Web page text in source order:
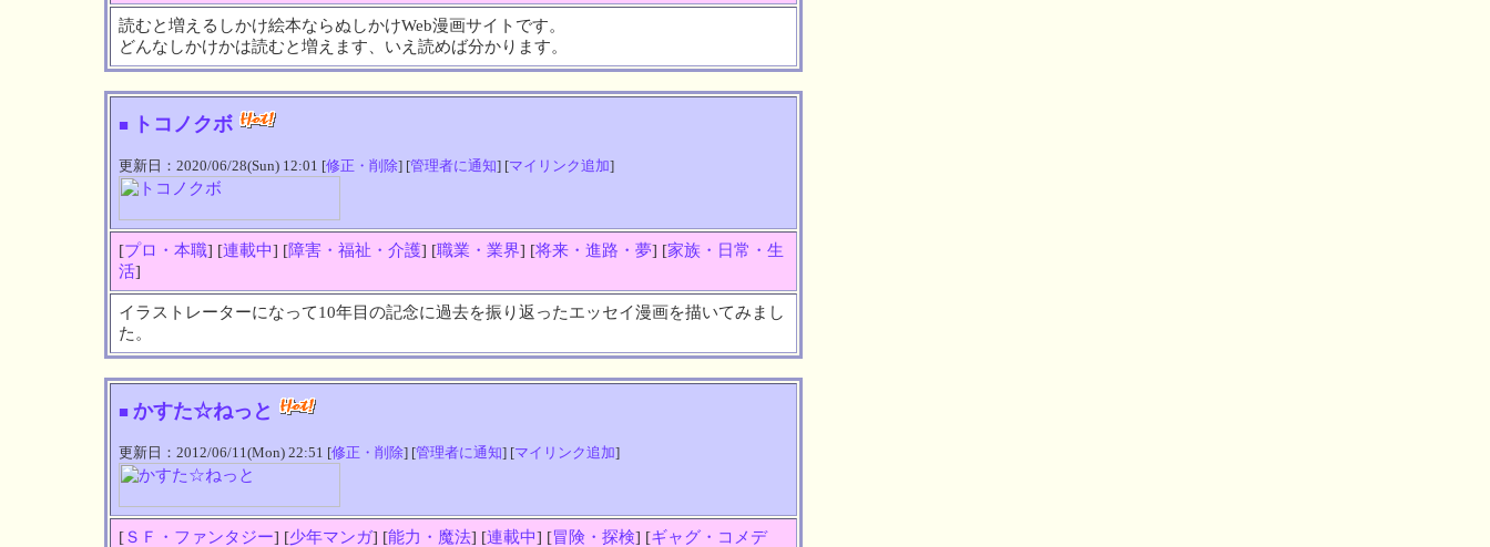
読むと増えるしかけ絵本ならぬしかけWeb漫画サイトです。
どんなしかけかは読むと増えます、いえ読めば分かります。
■ トコノクボ
更新日：2020/06/28(Sun) 12:01 [修正・削除] [管理者に通知] [マイリンク追加]
[プロ・本職] [連載中] [障害・福祉・介護] [職業・業界] [将来・進路・夢] [家族・日常・生
活]
イラストレーターになって10年目の記念に過去を振り返ったエッセイ漫画を描いてみまし
た。
■ かすた☆ねっと
更新日：2012/06/11(Mon) 22:51 [修正・削除] [管理者に通知] [マイリンク追加]
[ＳＦ・ファンタジー] [少年マンガ] [能力・魔法] [連載中] [冒険・探検] [ギャグ・コメデ